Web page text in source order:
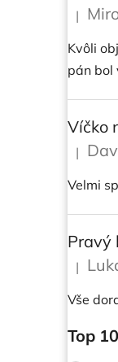
|
Kvôli
pán bol
|
Velmi
|
Vše
Top